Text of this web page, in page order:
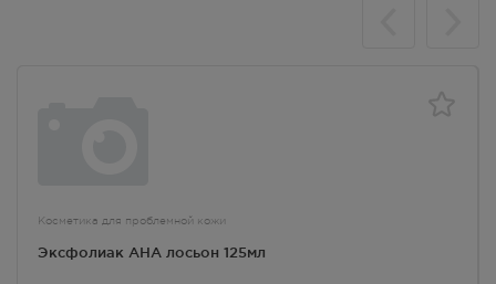
Косметика для проблемной кожи
Эксфолиак AHA лосьон 125мл